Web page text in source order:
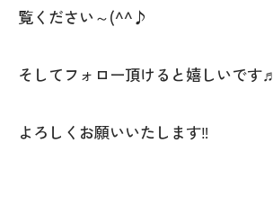
覧ください～(^^♪
そしてフォロー頂けると嬉しいです♬
よろしくお願いいたします‼